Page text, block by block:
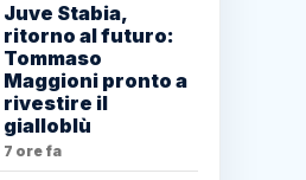
Juve Stabia,
ritorno al futuro:
Tommaso
Maggioni pronto a
rivestire il
gialloblù
7 ore fa